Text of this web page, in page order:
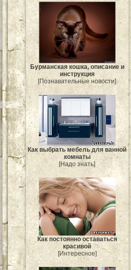
Бурманская кошка, описание и
инструкция
[Познавательные новости]
Как выбрать мебель для ванной
комнаты
[Надо знать]
Как постоянно оставаться
красивой
[Интересное]